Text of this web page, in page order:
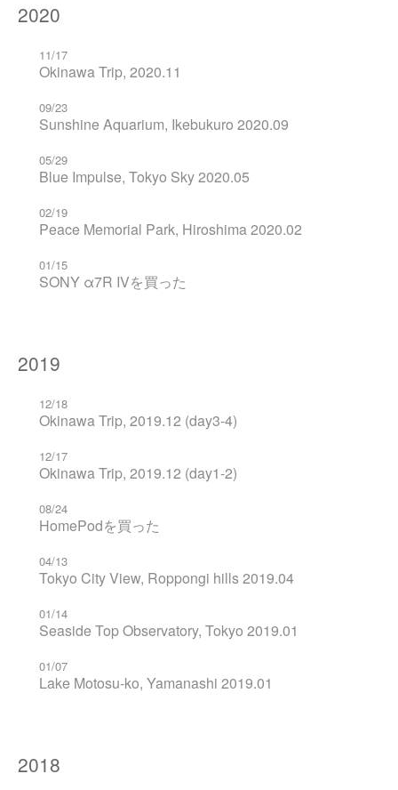
2020
11/17
Okinawa Trip, 2020.11
09/23
Sunshine Aquarium, Ikebukuro 2020.09
05/29
Blue Impulse, Tokyo Sky 2020.05
02/19
Peace Memorial Park, Hiroshima 2020.02
01/15
SONY α7R IVを買った
2019
12/18
Okinawa Trip, 2019.12 (day3-4)
12/17
Okinawa Trip, 2019.12 (day1-2)
08/24
HomePodを買った
04/13
Tokyo City View, Roppongi hills 2019.04
01/14
Seaside Top Observatory, Tokyo 2019.01
01/07
Lake Motosu-ko, Yamanashi 2019.01
2018